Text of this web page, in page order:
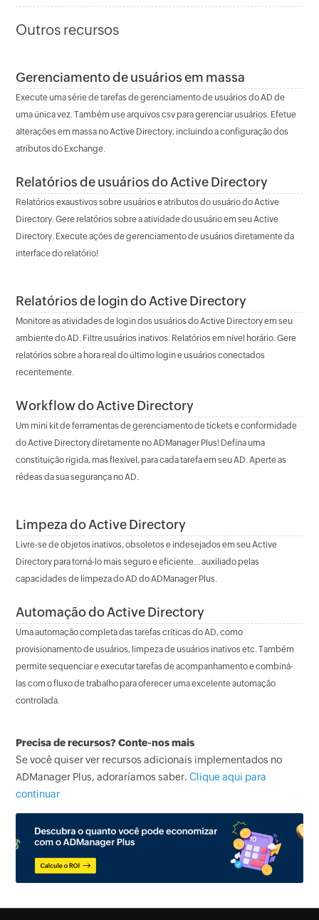
Outros recursos
Gerenciamento de usuários em massa
Execute uma série de tarefas de gerenciamento de usuários do AD de
uma única vez. Também use arquivos csv para gerenciar usuários. Efetue
alterações em massa no Active Directory, incluindo a configuração dos
atributos do Exchange.
Relatórios de usuários do Active Directory
Relatórios exaustivos sobre usuários e atributos do usuário do Active
Directory. Gere relatórios sobre a atividade do usuário em seu Active
Directory. Execute ações de gerenciamento de usuários diretamente da
interface do relatório!
Relatórios de login do Active Directory
Monitore as atividades de login dos usuários do Active Directory em seu
ambiente do AD. Filtre usuários inativos. Relatórios em nível horário. Gere
relatórios sobre a hora real do último login e usuários conectados
recentemente.
Workflow do Active Directory
Um mini kit de ferramentas de gerenciamento de tickets e conformidade
do Active Directory diretamente no ADManager Plus! Defina uma
constituição rígida, mas flexível, para cada tarefa em seu AD. Aperte as
rédeas da sua segurança no AD.
Limpeza do Active Directory
Livre-se de objetos inativos, obsoletos e indesejados em seu Active
Directory para torná-lo mais seguro e eficiente... auxiliado pelas
capacidades de limpeza do AD do ADManager Plus.
Automação do Active Directory
Uma automação completa das tarefas críticas do AD, como
provisionamento de usuários, limpeza de usuários inativos etc. Também
permite sequenciar e executar tarefas de acompanhamento e combiná-
las com o fluxo de trabalho para oferecer uma excelente automação
controlada.
Precisa de recursos? Conte-nos mais
Se você quiser ver recursos adicionais implementados no
ADManager Plus, adoraríamos saber.Clique aqui para
continuar